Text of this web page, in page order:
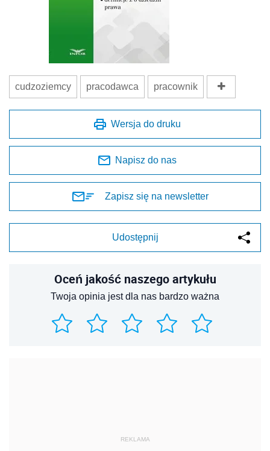
cudzoziemcy pracodawca pracownik
Wersja do druku
Napisz do nas
Zapisz się na newsletter
Udostępnij
Oceń jakość naszego artykułu
Twoja opinia jest dla nas bardzo ważna
REKLAMA